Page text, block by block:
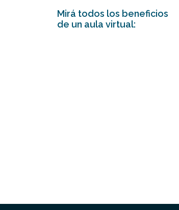
Mirá todos los beneficios
de un aula virtual: